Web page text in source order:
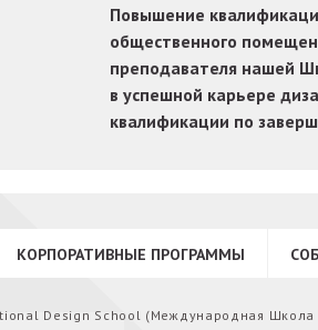
Повышение
общественного
преподавателя нашей
в успешной карьере
квалификации по
КОРПОРАТИВНЫЕ ПРОГРАММЫ
Design School (Международная Школа